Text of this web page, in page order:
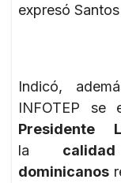
expresó
Indicó,
INFOTEP se
Presidente
la
dominicanos